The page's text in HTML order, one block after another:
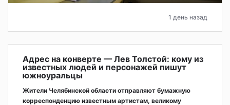
1 день назад
Адрес на конверте — Лев Толстой: кому из
известных людей и персонажей пишут
южноуральцы
Жители Челябинской области отправляют бумажную
корреспонденцию известным артистам, великому